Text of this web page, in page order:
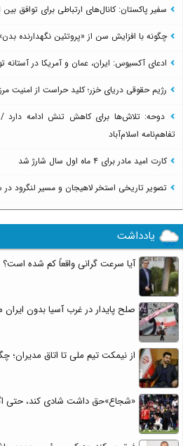
سفیر پاکستان: کانال‌های ارتباطی برای توافق بین
چگونه با افزایش سن از «پروتئین نگهدارنده
ادعای آکسیوس: ایران، عمان و آمریکا در آستانه
رژیم حقوقی دریای خزر؛ کلید حراست از امنیت
دوحه: تلاش‌ها برای کاهش تنش ادامه دارد
تفاهم‌نامه اسلام‌آباد
کارت امید مادر برای ۴ ماه اول سال شارژ شد
تصویر تاریخی استخر لاهیجان و مسیر لنگرود در سال
یادداشت
آیا سرعت گرانی واقعاً کم شده است؟
صلح پایدار در غرب آسیا بدون
از نیمکت تیم ملی تا اتاق
«شجاع»حق داشت شادی کند، حتی